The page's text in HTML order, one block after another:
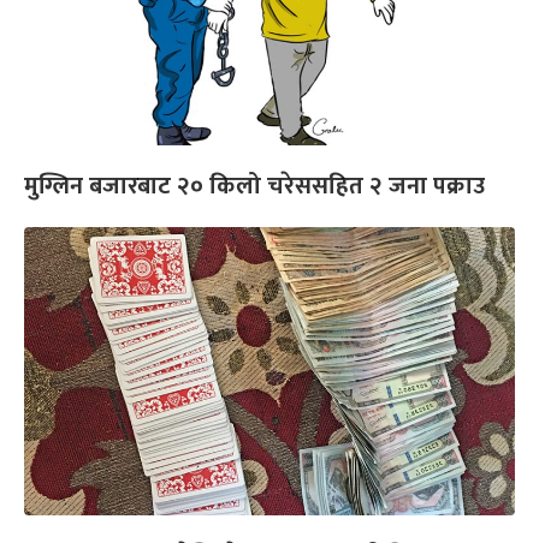
मुग्लिन बजारबाट २० किलो चरेससहित २ जना पक्राउ